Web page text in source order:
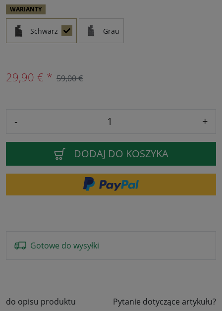
WARIANTY
Schwarz Grau
29,90 € * 59,00 €
- +
DODAJ DO KOSZYKA
Gotowe do wysyłki
do opisu produktu Pytanie dotyczące artykułu?